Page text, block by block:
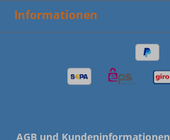
Informationen
AGB und Kundeninformationen